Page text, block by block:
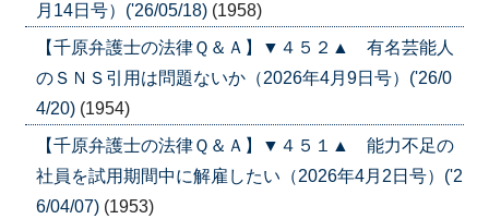
月14日号）('26/05/18) (1958)
【千原弁護士の法律Ｑ＆Ａ】▼４５２▲ 有名芸能人
のＳＮＳ引用は問題ないか（2026年4月9日号）('26/0
4/20) (1954)
【千原弁護士の法律Ｑ＆Ａ】▼４５１▲ 能力不足の
社員を試用期間中に解雇したい（2026年4月2日号）('2
6/04/07) (1953)